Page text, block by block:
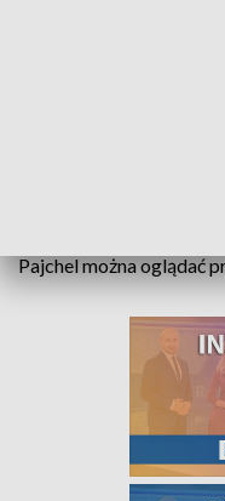
Pajchel można oglądać